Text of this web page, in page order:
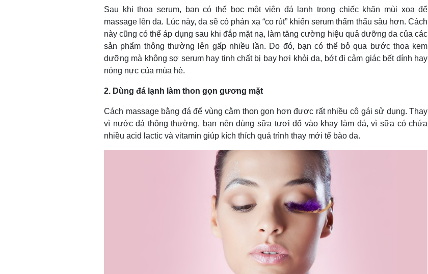
Sau khi thoa serum, bạn có thể bọc một viên đá lạnh trong chiếc khăn mùi xoa để
massage lên da. Lúc này, da sẽ có phản xạ “co rút” khiến serum thẩm thấu sâu hơn. Cách
này cũng có thể áp dụng sau khi đắp mặt nạ, làm tăng cường hiệu quả dưỡng da của các
sản phẩm thông thường lên gấp nhiều lần. Do đó, bạn có thể bỏ qua bước thoa kem
dưỡng mà không sợ serum hay tinh chất bị bay hơi khỏi da, bớt đi cảm giác bết dính hay
nóng nực của mùa hè.
2. Dùng đá lạnh làm thon gọn gương mặt
Cách massage bằng đá để vùng cằm thon gọn hơn được rất nhiều cô gái sử dụng. Thay
vì nước đá thông thường, bạn nên dùng sữa tươi đổ vào khay làm đá, vì sữa có chứa
nhiều acid lactic và vitamin giúp kích thích quá trình thay mới tế bào da.